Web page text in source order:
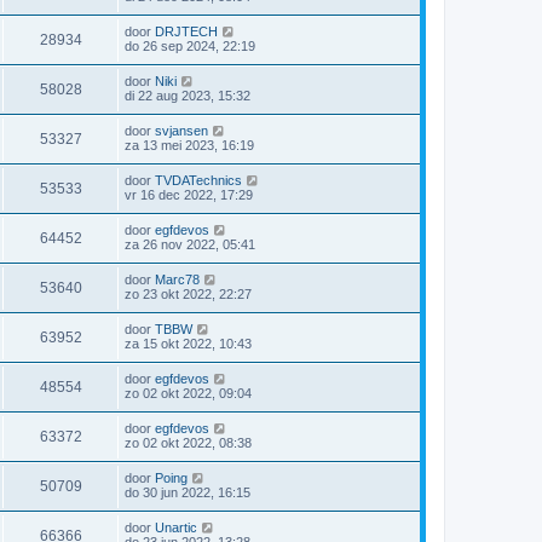
28934 door DRJTECH
do 26 sep 2024, 22:19
58028 door Niki
di 22 aug 2023, 15:32
53327 door svjansen
za 13 mei 2023, 16:19
53533 door TVDATechnics
vr 16 dec 2022, 17:29
64452 door egfdevos
za 26 nov 2022, 05:41
53640 door Marc78
zo 23 okt 2022, 22:27
63952 door TBBW
za 15 okt 2022, 10:43
48554 door egfdevos
zo 02 okt 2022, 09:04
63372 door egfdevos
zo 02 okt 2022, 08:38
50709 door Poing
do 30 jun 2022, 16:15
66366 door Unartic